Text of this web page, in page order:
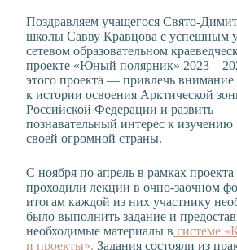
Поздравляем учащегося Свято-
школы Савву Кравцова с успешным
сетевом образовательном
проекте «Юный полярник» 2023 –
этого проекта — привлечь
к истории освоения Арктической
Российской Федерации и развить
познавательный интерес к
своей огромной страны.
С ноября по апрель в рамках проекта
проходили лекции в очно-заочном
итогам каждой из них участнику
было выполнить задание и
необходимые материалы в системе
и проекты». Задания состояли из